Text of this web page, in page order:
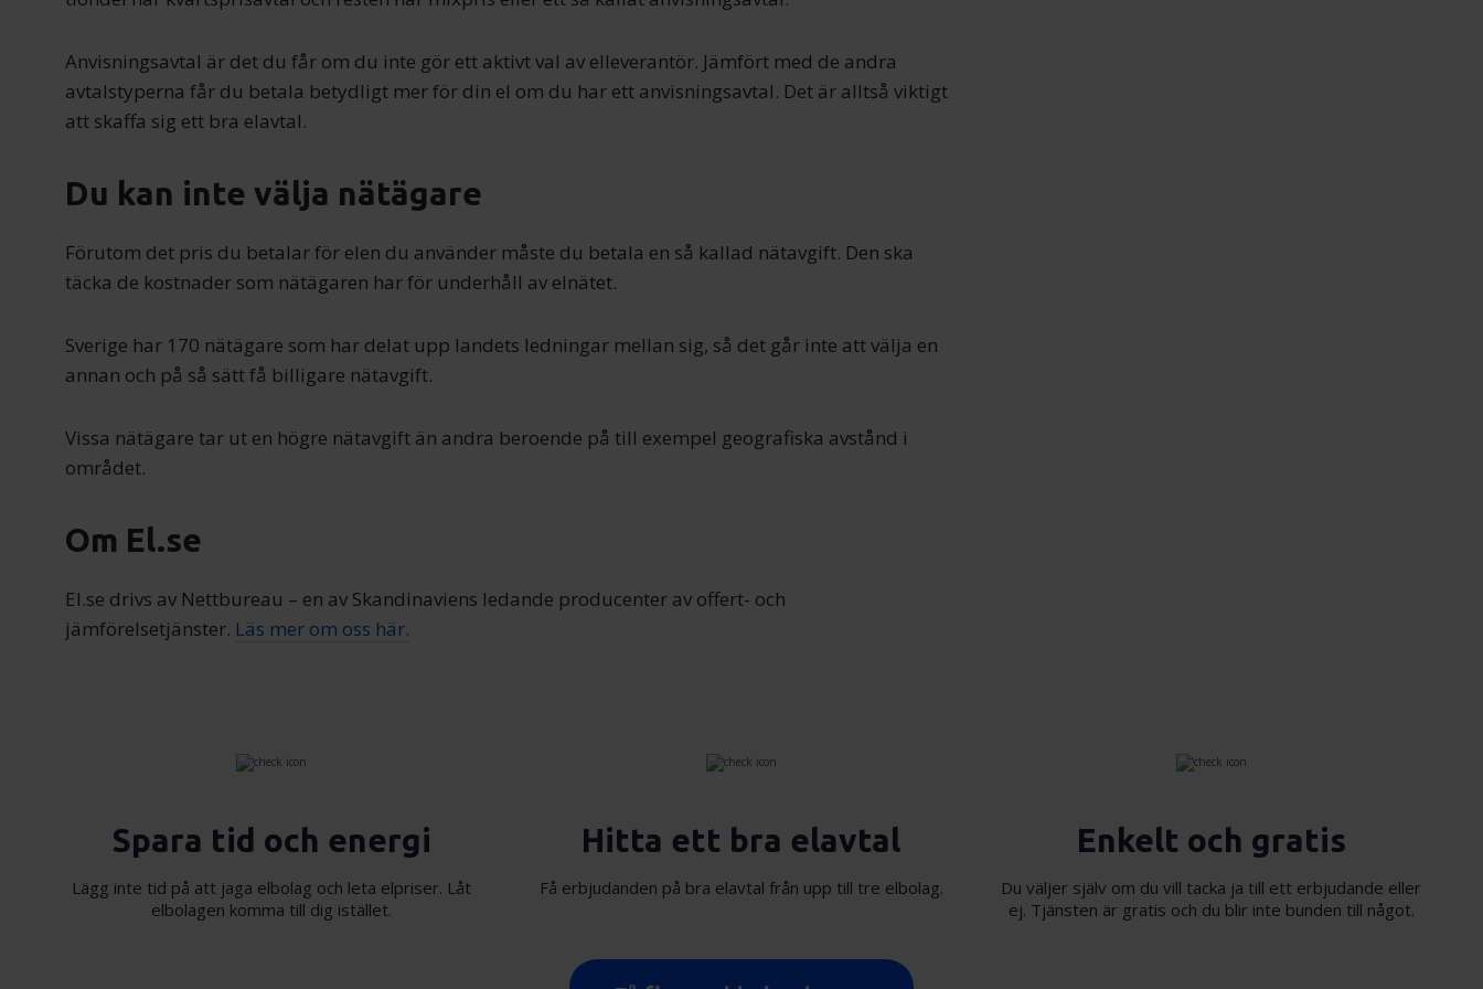
Anvisningsavtal är det du får om du inte gör ett aktivt val av elleverantör. Jämfört med de andra
avtalstyperna får du betala betydligt mer för din el om du har ett anvisningsavtal. Det är alltså viktigt
att skaffa sig ett bra elavtal.
Du kan inte välja nätägare
Förutom det pris du betalar för elen du använder måste du betala en så kallad nätavgift. Den ska
täcka de kostnader som nätägaren har för underhåll av elnätet.
Sverige har 170 nätägare som har delat upp landets ledningar mellan sig, så det går inte att välja en
annan och på så sätt få billigare nätavgift.
Vissa nätägare tar ut en högre nätavgift än andra beroende på till exempel geografiska avstånd i
området.
Om El.se
El.se drivs av Nettbureau – en av Skandinaviens ledande producenter av offert- och
jämförelsetjänster. Läs mer om oss här.
Spara tid och energi
Lägg inte tid på att jaga elbolag och leta elpriser. Låt
elbolagen komma till dig istället.
Hitta ett bra elavtal
Få erbjudanden på bra elavtal från upp till tre elbolag.
Enkelt och gratis
Du väljer själv om du vill tacka ja till ett erbjudande eller
ej. Tjänsten är gratis och du blir inte bunden till något.